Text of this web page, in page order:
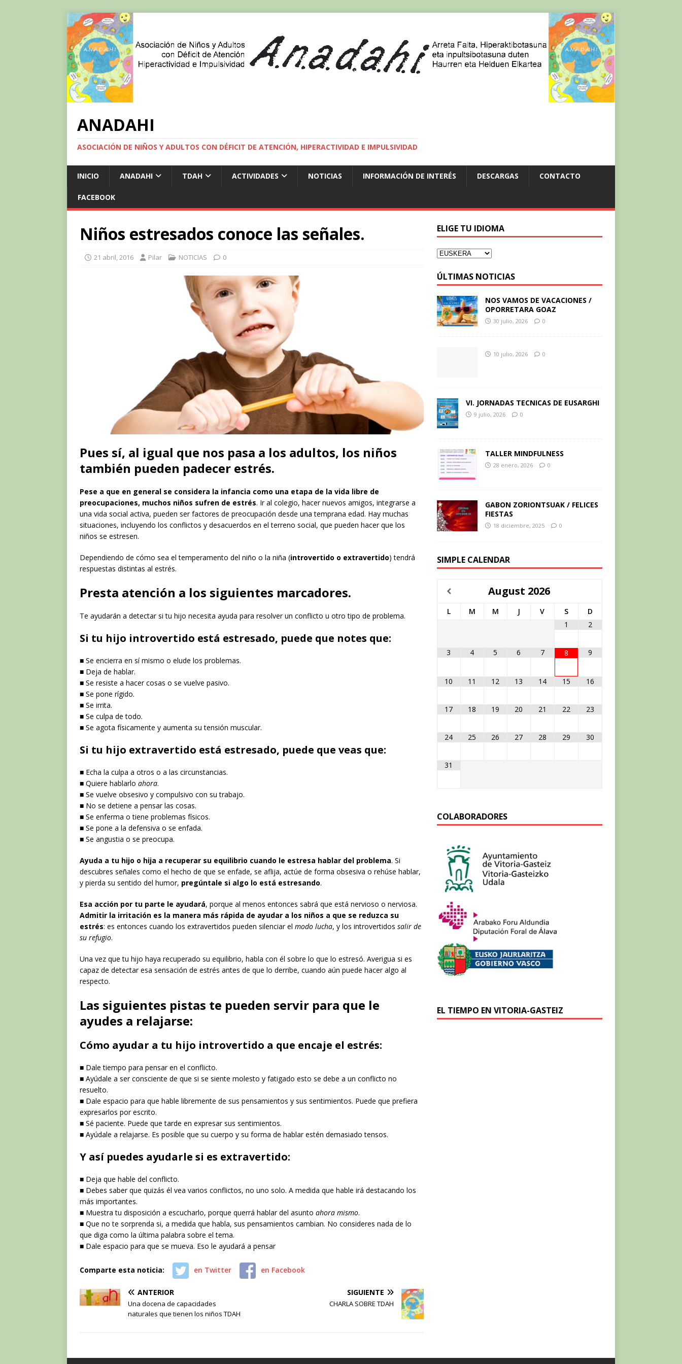
ANADAHI
ASOCIACIÓN DE NIÑOS Y ADULTOS CON DÉFICIT DE ATENCIÓN, HIPERACTIVIDAD E IMPULSIVIDAD
INICIO ANADAHI TDAH ACTIVIDADES NOTICIAS INFORMACIÓN DE INTERÉS DESCARGAS CONTACTO
FACEBOOK
Niños estresados conoce las señales.
21 abril, 2016 Pilar NOTICIAS 0
Pues sí, al igual que nos pasa a los adultos, los niños
también pueden padecer estrés.
Pese a que en general se considera la infancia como una etapa de la vida libre de
preocupaciones, muchos niños sufren de estrés. Ir al colegio, hacer nuevos amigos, integrarse a
una vida social activa, pueden ser factores de preocupación desde una temprana edad. Hay muchas
situaciones, incluyendo los conflictos y desacuerdos en el terreno social, que pueden hacer que los
niños se estresen.
Dependiendo de cómo sea el temperamento del niño o la niña (introvertido o extravertido) tendrá
respuestas distintas al estrés.
Presta atención a los siguientes marcadores.
Te ayudarán a detectar si tu hijo necesita ayuda para resolver un conflicto u otro tipo de problema.
Si tu hijo introvertido está estresado, puede que notes que:
■ Se encierra en sí mismo o elude los problemas.
■ Deja de hablar.
■ Se resiste a hacer cosas o se vuelve pasivo.
■ Se pone rígido.
■ Se irrita.
■ Se culpa de todo.
■ Se agota físicamente y aumenta su tensión muscular.
Si tu hijo extravertido está estresado, puede que veas que:
■ Echa la culpa a otros o a las circunstancias.
■ Quiere hablarlo ahora.
■ Se vuelve obsesivo y compulsivo con su trabajo.
■ No se detiene a pensar las cosas.
■ Se enferma o tiene problemas físicos.
■ Se pone a la defensiva o se enfada.
■ Se angustia o se preocupa.
Ayuda a tu hijo o hija a recuperar su equilibrio cuando le estresa hablar del problema. Si
descubres señales como el hecho de que se enfade, se aflija, actúe de forma obsesiva o rehúse hablar,
y pierda su sentido del humor, pregúntale si algo lo está estresando.
Esa acción por tu parte le ayudará, porque al menos entonces sabrá que está nervioso o nerviosa.
Admitir la irritación es la manera más rápida de ayudar a los niños a que se reduzca su
estrés: es entonces cuando los extravertidos pueden silenciar el modo lucha, y los introvertidos salir de
su refugio.
Una vez que tu hijo haya recuperado su equilibrio, habla con él sobre lo que lo estresó. Averigua si es
capaz de detectar esa sensación de estrés antes de que lo derribe, cuando aún puede hacer algo al
respecto.
Las siguientes pistas te pueden servir para que le
ayudes a relajarse:
Cómo ayudar a tu hijo introvertido a que encaje el estrés:
■ Dale tiempo para pensar en el conflicto.
■ Ayúdale a ser consciente de que si se siente molesto y fatigado esto se debe a un conflicto no
resuelto.
■ Dale espacio para que hable libremente de sus pensamientos y sus sentimientos. Puede que prefiera
expresarlos por escrito.
■ Sé paciente. Puede que tarde en expresar sus sentimientos.
■ Ayúdale a relajarse. Es posible que su cuerpo y su forma de hablar estén demasiado tensos.
Y así puedes ayudarle si es extravertido:
■ Deja que hable del conflicto.
■ Debes saber que quizás él vea varios conflictos, no uno solo. A medida que hable irá destacando los
más importantes.
■ Muestra tu disposición a escucharlo, porque querrá hablar del asunto ahora mismo.
■ Que no te sorprenda si, a medida que habla, sus pensamientos cambian. No consideres nada de lo
que diga como la última palabra sobre el tema.
■ Dale espacio para que se mueva. Eso le ayudará a pensar
Comparte esta noticia: en Twitter en Facebook
ANTERIOR
Una docena de capacidades
naturales que tienen los niños TDAH
SIGUIENTE
CHARLA SOBRE TDAH
ELIGE TU IDIOMA
ÚLTIMAS NOTICIAS
NOS VAMOS DE VACACIONES /
OPORRETARA GOAZ
30 julio, 2026 0
10 julio, 2026 0
VI. JORNADAS TECNICAS DE EUSARGHI
9 julio, 2026 0
TALLER MINDFULNESS
28 enero, 2026 0
GABON ZORIONTSUAK / FELICES
FIESTAS
18 diciembre, 2025 0
SIMPLE CALENDAR
August 2026
L M M J V S
D
1
2
3 4 5 6 7 8 9
10 11 12 13 14 15 16
17 18 19 20 21 22 23
24 25 26 27 28 29 30
31
COLABORADORES
EL TIEMPO EN VITORIA-GASTEIZ